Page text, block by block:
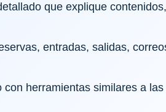
que explique
entradas, salidas,
con herramientas similares a